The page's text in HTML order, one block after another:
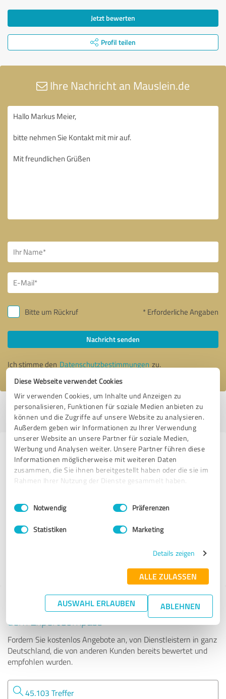
Diese Webseite verwendet Cookies
Wir verwenden Cookies, um Inhalte und Anzeigen zu
personalisieren, Funktionen für soziale Medien anbieten zu
können und die Zugriffe auf unsere Website zu analysieren.
Außerdem geben wir Informationen zu Ihrer Verwendung
unserer Website an unsere Partner für soziale Medien,
Werbung und Analysen weiter. Unsere Partner führen diese
Informationen möglicherweise mit weiteren Daten
zusammen, die Sie ihnen bereitgestellt haben oder die sie im
Rahmen Ihrer Nutzung der Dienste gesammelt haben.
Impressum Datenschutzbestimmungen
Einwilligungsauswahl
Notwendig Präferenzen
Statistiken Marketing
Details zeigen
ALLE ZULASSEN
AUSWAHL ERLAUBEN ABLEHNEN
Jetzt bewerten
Profil teilen
Ihre Nachricht an Mauslein.de
Bitte um Rückruf * Erforderliche Angaben
Nachricht senden
Ich stimme den Datenschutzbestimmungen zu.
Profil aktiv seit 04.09.2024 |Letzte Aktualisierung: 04.09.2024|Profil
melden
Erfahrungen zu weiteren
Anbietern aus dem Bereich
Dienstleistungen
Reisebüro Knauss-Reisen
Tipp: Die passenden Experten finden - mit
dem ExpertCompass
Fordern Sie kostenlos Angebote an, von Dienstleistern in ganz
Deutschland, die von anderen Kunden bereits bewertet und
empfohlen wurden.
45.103 Treffer